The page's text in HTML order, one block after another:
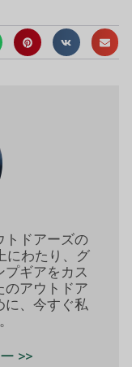
トドアーズの
にわたり、グ
プギアをカス
のアウトドア
に、今すぐ私
>>